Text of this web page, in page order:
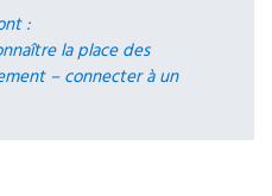
:
la place des
– connecter à un